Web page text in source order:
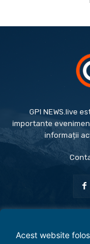
Acest website
GPI NEWS.live
importante
informații
Evenimente